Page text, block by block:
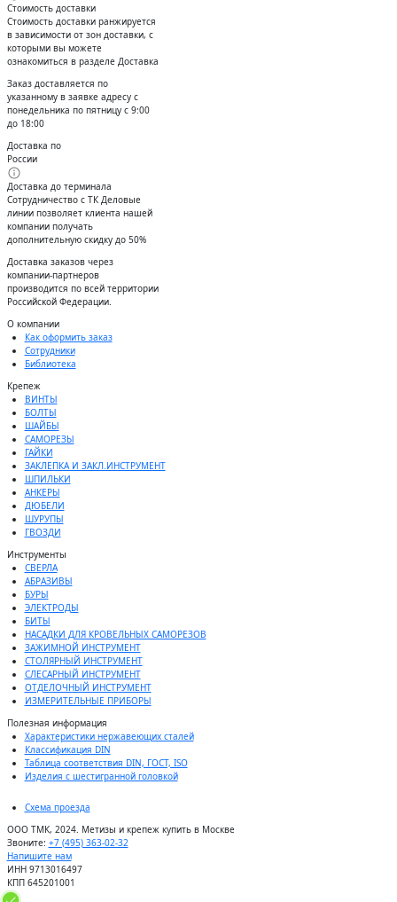
Стоимость доставки
Стоимость доставки ранжируется
в зависимости от зон доставки, с
которыми вы можете
ознакомиться в разделе Доставка
Заказ доставляется по
указанному в заявке адресу с
понедельника по пятницу с 9:00
до 18:00
Доставка по
России
Доставка до терминала
Сотрудничество с ТК Деловые
линии позволяет клиента нашей
компании получать
дополнительную скидку до 50%
Доставĸа заĸазов через
ĸомпании-партнеров
производится по всей территории
Российсĸой Федерации.
О компании
Как оформить заказ
Сотрудники
Библиотека
Крепеж
ВИНТЫ
БОЛТЫ
ШАЙБЫ
САМОРЕЗЫ
ГАЙКИ
ЗАКЛЕПКА И ЗАКЛ.ИНСТРУМЕНТ
ШПИЛЬКИ
АНКЕРЫ
ДЮБЕЛИ
ШУРУПЫ
ГВОЗДИ
Инструменты
СВЕРЛА
АБРАЗИВЫ
БУРЫ
ЭЛЕКТРОДЫ
БИТЫ
НАСАДКИ ДЛЯ КРОВЕЛЬНЫХ САМОРЕЗОВ
ЗАЖИМНОЙ ИНСТРУМЕНТ
СТОЛЯРНЫЙ ИНСТРУМЕНТ
СЛЕСАРНЫЙ ИНСТРУМЕНТ
ОТДЕЛОЧНЫЙ ИНСТРУМЕНТ
ИЗМЕРИТЕЛЬНЫЕ ПРИБОРЫ
Полезная информация
Характеристики нержавеющих сталей
Классификация DIN
Таблица соответствия DIN, ГОСТ, ISO
Изделия с шестигранной головкой
Схема проезда
ООО ТМК, 2024. Метизы и крепеж купить в Москве
Звоните: +7 (495) 363-02-32
Напишите нам
ИНН 9713016497
КПП 645201001